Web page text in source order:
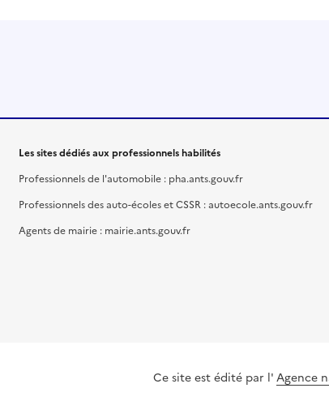
Les sites dédiés aux professionnels habilités
Professionnels de l'automobile : pha.ants.gouv.fr
Professionnels des auto-écoles et CSSR : autoecole.ants.gouv.fr
Agents de mairie : mairie.ants.gouv.fr
Ce site est édité par l'Agence